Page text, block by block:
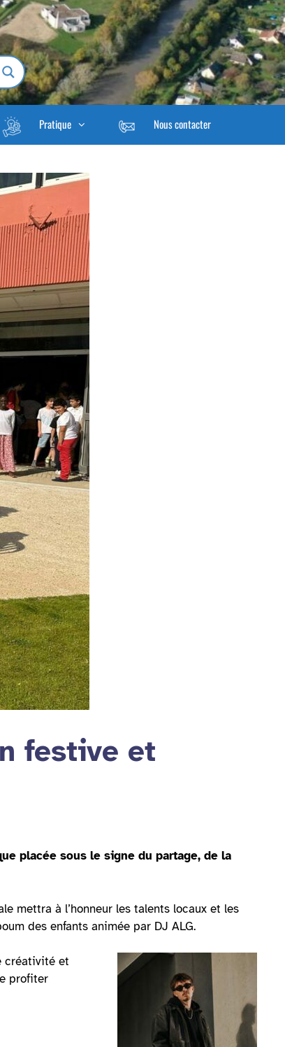
Pratique Nous contacter
festive et
placée sous le signe du partage, de la
mettra à l’honneur les talents locaux et les
des enfants animée par DJ ALG.
créativité et
profiter